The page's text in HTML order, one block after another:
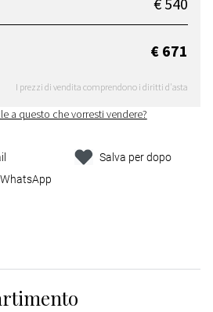
€ 671
I prezzi di vendita comprendono i diritti d'asta
a questo che vorresti vendere?
Salva per dopo